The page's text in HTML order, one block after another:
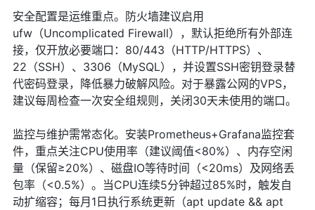
安全配置是运维重点。防火墙建议启用
ufw（Uncomplicated Firewall），默认拒绝所有外部连
接，仅开放必要端口：80/443（HTTP/HTTPS）、
22（SSH）、3306（MySQL），并设置SSH密钥登录替
代密码登录，降低暴力破解风险。对于暴露公网的VPS，
建议每周检查一次安全组规则，关闭30天未使用的端口。
监控与维护需常态化。安装Prometheus+Grafana监控套
件，重点关注CPU使用率（建议阈值<80%）、内存空闲
量（保留≥20%）、磁盘IO等待时间（<20ms）及网络丢
包率（<0.5%）。当CPU连续5分钟超过85%时，触发自
动扩缩容；每月1日执行系统更新（apt update && apt